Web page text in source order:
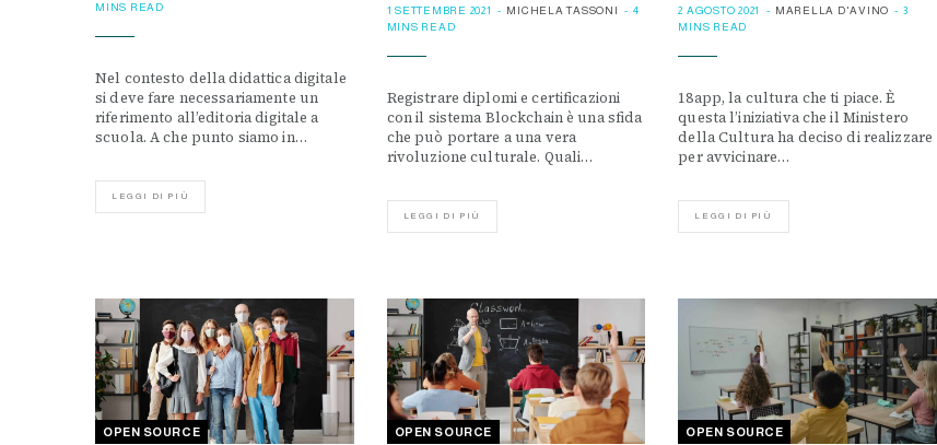
MINS READ
Nel contesto della didattica digitale
si deve fare necessariamente un
riferimento all’editoria digitale a
scuola. A che punto siamo in…
LEGGI DI PIÙ
1 SETTEMBRE 2021 MICHELA TASSONI
4
MINS READ
Registrare diplomi e certificazioni
con il sistema Blockchain è una sfida
che può portare a una vera
rivoluzione culturale. Quali…
LEGGI DI PIÙ
2 AGOSTO 2021 MARELLA D'AVINO
3
MINS READ
18app, la cultura che ti piace. È
questa l’iniziativa che il Ministero
della Cultura ha deciso di realizzare
per avvicinare…
LEGGI DI PIÙ
OPEN SOURCE OPEN SOURCE OPEN SOURCE